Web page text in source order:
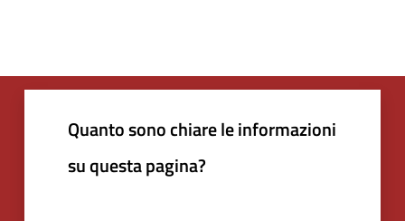
Quanto sono chiare le informazioni
su questa pagina?